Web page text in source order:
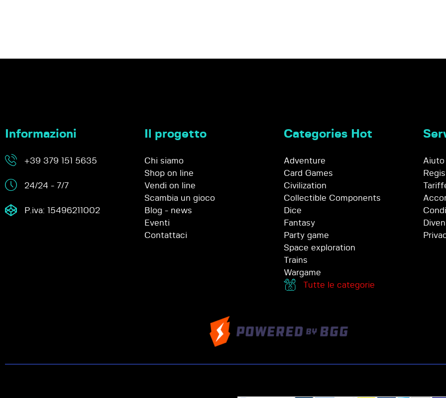
Informazioni
+39 379 151 5635
24/24 - 7/7
P.iva: 15496211002
Il progetto
Chi siamo
Shop on line
Vendi on line
Scambia un gioco
Blog - news
Eventi
Contattaci
Categories Hot
Adventure
Card Games
Civilization
Collectible Components
Dice
Fantasy
Party game
Space exploration
Trains
Wargame
Tutte le categorie
Aiuto